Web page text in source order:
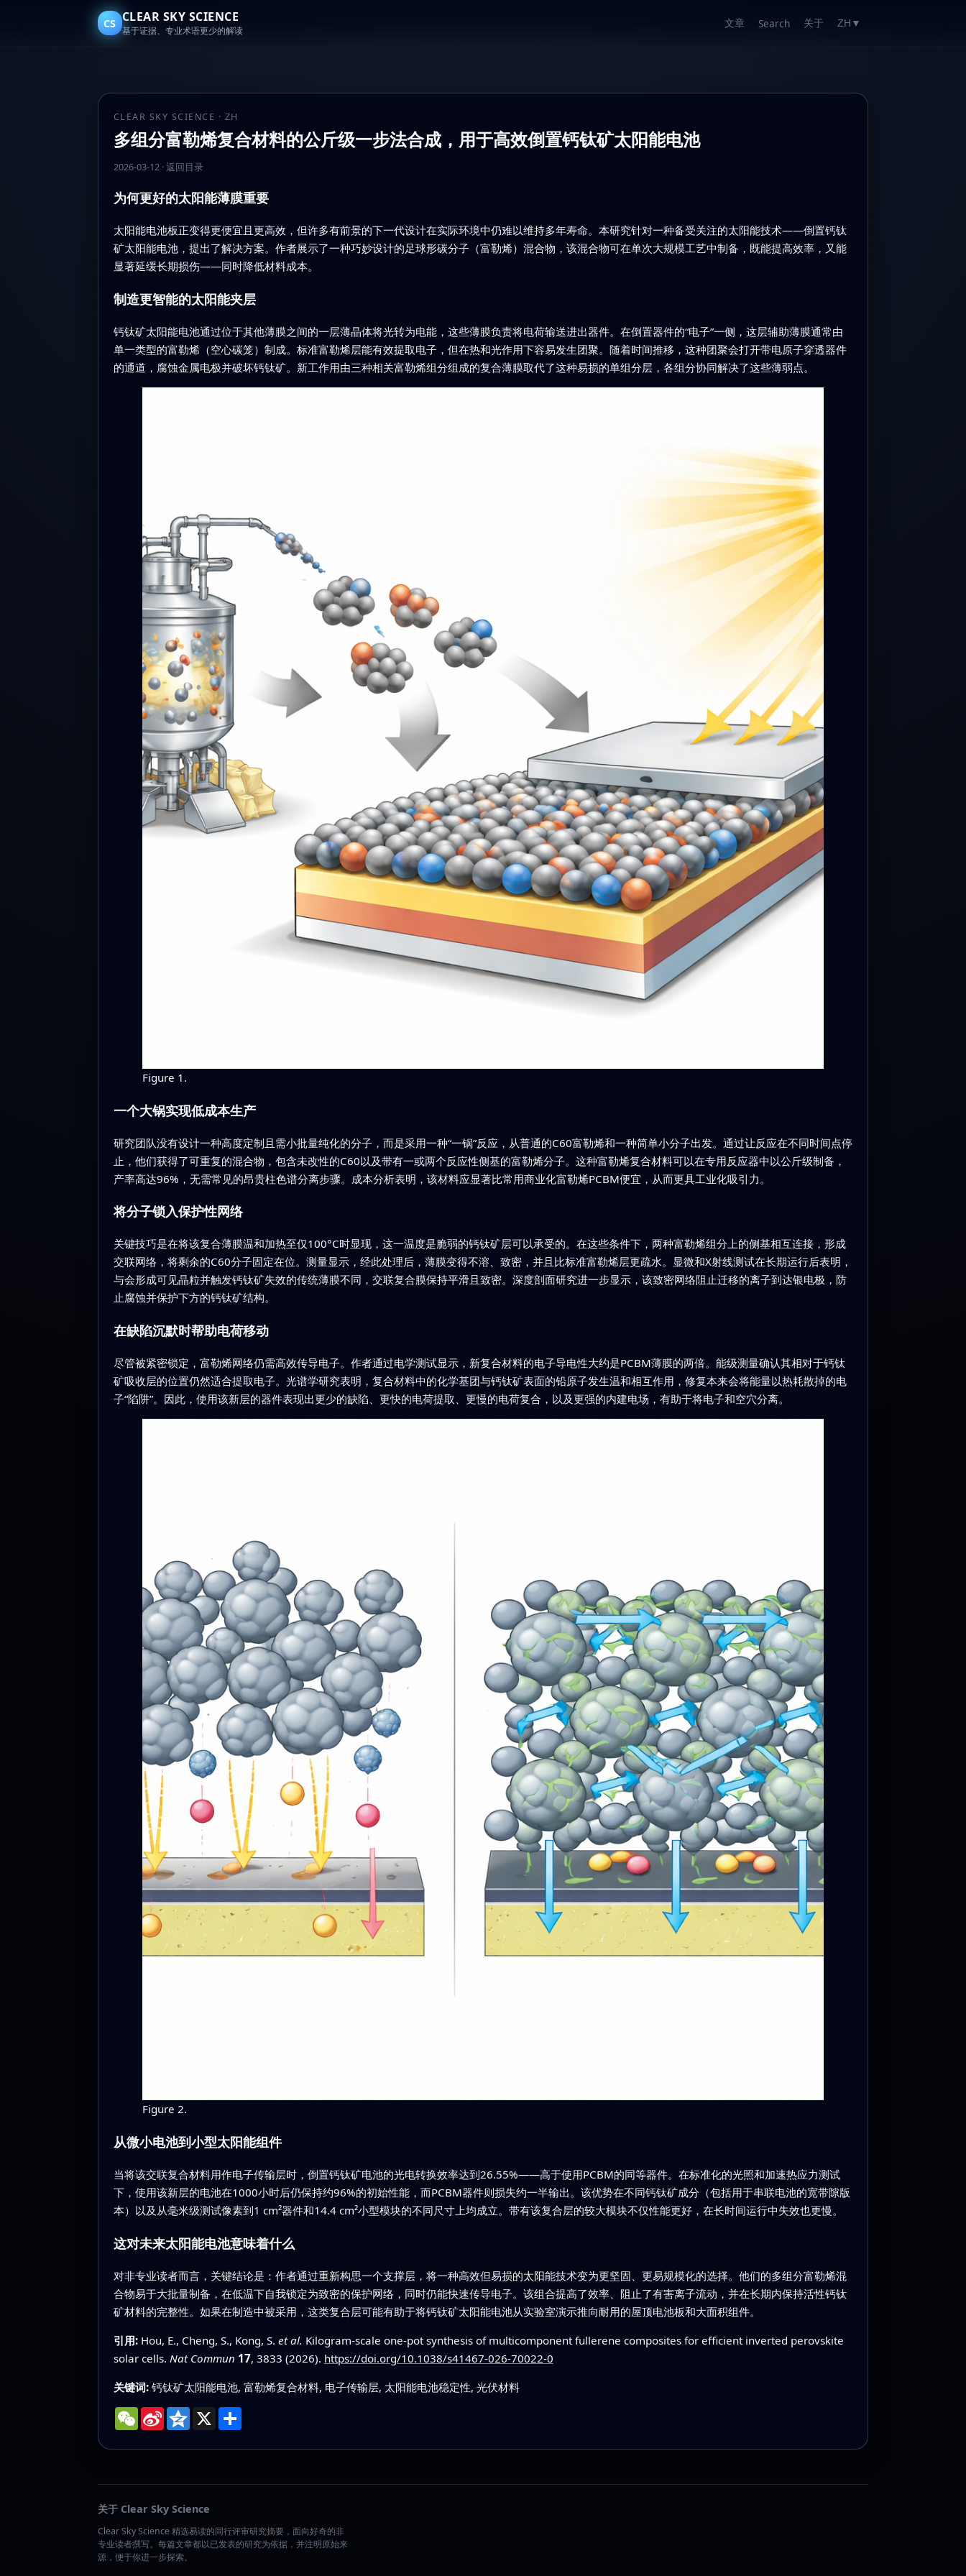
CS CLEAR SKY SCIENCE
基于证据、专业术语更少的解读
文章 Search 关于 ZH ▼
CLEAR SKY SCIENCE · ZH
多组分富勒烯复合材料的公斤级一步法合成，用于高效倒置钙钛矿太阳能电池
2026-03-12· 返回目录
为何更好的太阳能薄膜重要
太阳能电池板正变得更便宜且更高效，但许多有前景的下一代设计在实际环境中仍难以维持多年寿命。本研究针对一种备受关注的太阳能技术——倒置钙钛
矿太阳能电池，提出了解决方案。作者展示了一种巧妙设计的足球形碳分子（富勒烯）混合物，该混合物可在单次大规模工艺中制备，既能提高效率，又能
显著延缓长期损伤——同时降低材料成本。
制造更智能的太阳能夹层
钙钛矿太阳能电池通过位于其他薄膜之间的一层薄晶体将光转为电能，这些薄膜负责将电荷输送进出器件。在倒置器件的“电子”一侧，这层辅助薄膜通常由
单一类型的富勒烯（空心碳笼）制成。标准富勒烯层能有效提取电子，但在热和光作用下容易发生团聚。随着时间推移，这种团聚会打开带电原子穿透器件
的通道，腐蚀金属电极并破坏钙钛矿。新工作用由三种相关富勒烯组分组成的复合薄膜取代了这种易损的单组分层，各组分协同解决了这些薄弱点。
Figure 1.
一个大锅实现低成本生产
研究团队没有设计一种高度定制且需小批量纯化的分子，而是采用一种“一锅”反应，从普通的C60富勒烯和一种简单小分子出发。通过让反应在不同时间点停
止，他们获得了可重复的混合物，包含未改性的C60以及带有一或两个反应性侧基的富勒烯分子。这种富勒烯复合材料可以在专用反应器中以公斤级制备，
产率高达96%，无需常见的昂贵柱色谱分离步骤。成本分析表明，该材料应显著比常用商业化富勒烯PCBM便宜，从而更具工业化吸引力。
将分子锁入保护性网络
关键技巧是在将该复合薄膜温和加热至仅100°C时显现，这一温度是脆弱的钙钛矿层可以承受的。在这些条件下，两种富勒烯组分上的侧基相互连接，形成
交联网络，将剩余的C60分子固定在位。测量显示，经此处理后，薄膜变得不溶、致密，并且比标准富勒烯层更疏水。显微和X射线测试在长期运行后表明，
与会形成可见晶粒并触发钙钛矿失效的传统薄膜不同，交联复合膜保持平滑且致密。深度剖面研究进一步显示，该致密网络阻止迁移的离子到达银电极，防
止腐蚀并保护下方的钙钛矿结构。
在缺陷沉默时帮助电荷移动
尽管被紧密锁定，富勒烯网络仍需高效传导电子。作者通过电学测试显示，新复合材料的电子导电性大约是PCBM薄膜的两倍。能级测量确认其相对于钙钛
矿吸收层的位置仍然适合提取电子。光谱学研究表明，复合材料中的化学基团与钙钛矿表面的铅原子发生温和相互作用，修复本来会将能量以热耗散掉的电
子“陷阱”。因此，使用该新层的器件表现出更少的缺陷、更快的电荷提取、更慢的电荷复合，以及更强的内建电场，有助于将电子和空穴分离。
Figure 2.
从微小电池到小型太阳能组件
当将该交联复合材料用作电子传输层时，倒置钙钛矿电池的光电转换效率达到26.55%——高于使用PCBM的同等器件。在标准化的光照和加速热应力测试
下，使用该新层的电池在1000小时后仍保持约96%的初始性能，而PCBM器件则损失约一半输出。该优势在不同钙钛矿成分（包括用于串联电池的宽带隙版
本）以及从毫米级测试像素到1 cm²器件和14.4 cm²小型模块的不同尺寸上均成立。带有该复合层的较大模块不仅性能更好，在长时间运行中失效也更慢。
这对未来太阳能电池意味着什么
对非专业读者而言，关键结论是：作者通过重新构思一个支撑层，将一种高效但易损的太阳能技术变为更坚固、更易规模化的选择。他们的多组分富勒烯混
合物易于大批量制备，在低温下自我锁定为致密的保护网络，同时仍能快速传导电子。该组合提高了效率、阻止了有害离子流动，并在长期内保持活性钙钛
矿材料的完整性。如果在制造中被采用，这类复合层可能有助于将钙钛矿太阳能电池从实验室演示推向耐用的屋顶电池板和大面积组件。
引用: Hou, E., Cheng, S., Kong, S. et al. Kilogram-scale one-pot synthesis of multicomponent fullerene composites for efficient inverted perovskite
solar cells. Nat Commun 17, 3833 (2026). https://doi.org/10.1038/s41467-026-70022-0
关键词: 钙钛矿太阳能电池, 富勒烯复合材料, 电子传输层, 太阳能电池稳定性, 光伏材料
WeChat
Sina
Weibo
Qzone
X 分
享
关于 Clear Sky Science
Clear Sky Science 精选易读的同行评审研究摘要，面向好奇的非
专业读者撰写。每篇文章都以已发表的研究为依据，并注明原始来
源，便于你进一步探索。